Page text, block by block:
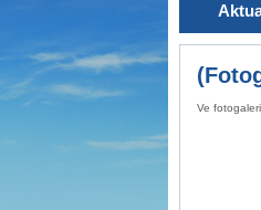
Ve